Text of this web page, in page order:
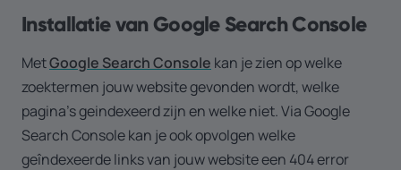
Installatie van Google Search Console
MetGoogle Search Console kan je zien op welke
zoektermen jouw website gevonden wordt, welke
pagina’s geindexeerd zijn en welke niet. Via Google
Search Console kan je ook opvolgen welke
geîndexeerde links van jouw website een 404 error